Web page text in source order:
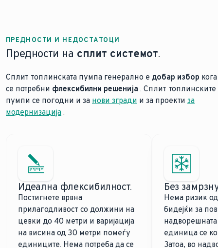
ПРЕДНОСТИ И НЕДОСТАТОЦИ
Предности на сплит системот.
Сплит топлинската пумпа генерално е добар избор кога
се потребни флексибилни решенија . Сплит топлинските
пумпи се погодни и за нови згради и за проекти за
модернизација .
Идеална флексибилност.
Постигнете врвна
прилагодливост со должини на
цевки до 40 метри и варијација
на висина од 30 метри помеѓу
единиците. Нема потреба да се
Без
Нема ризик
бидејќи за
единица се
Затоа, во